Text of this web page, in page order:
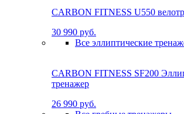
CARBON FITNESS U550
30 990 руб.
Все эллиптические
CARBON FITNESS SF200
тренажер
26 990 руб.